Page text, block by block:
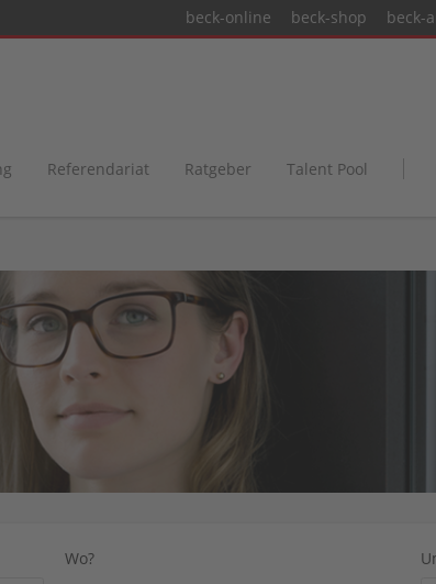
beck-online beck-shop beck-
Referendariat Ratgeber Talent Pool
Wo?